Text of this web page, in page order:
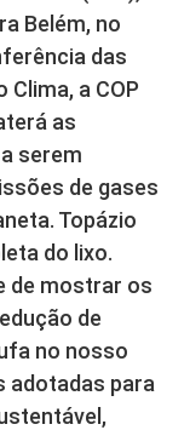
Belém, no
das
Clima, a COP
as
serem
de gases
Topázio
do lixo.
de mostrar os
de
no nosso
para